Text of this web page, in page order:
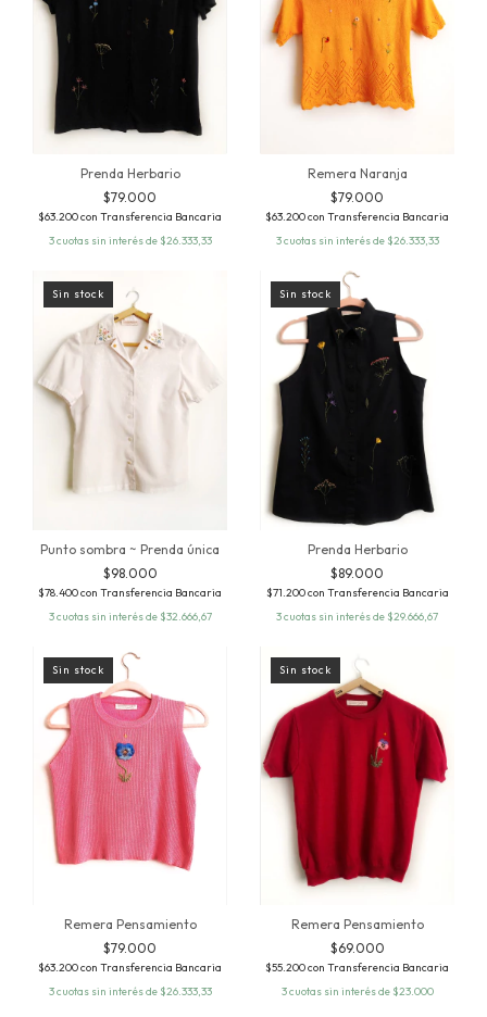
Prenda Herbario
$79.000
$63.200con Transferencia Bancaria
3cuotas sin interés de $26.333,33
Remera Naranja
$79.000
$63.200con Transferencia Bancaria
3cuotas sin interés de $26.333,33
Sin stock
Punto sombra ~ Prenda única
$98.000
$78.400con Transferencia Bancaria
3cuotas sin interés de $32.666,67
Sin stock
Prenda Herbario
$89.000
$71.200con Transferencia Bancaria
3cuotas sin interés de $29.666,67
Sin stock
Remera Pensamiento
$79.000
$63.200con Transferencia Bancaria
3cuotas sin interés de $26.333,33
Sin stock
Remera Pensamiento
$69.000
$55.200con Transferencia Bancaria
3cuotas sin interés de $23.000